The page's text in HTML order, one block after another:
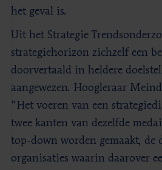
het geval is.
Uit het Strategie
strategiehorizon zichzelf een
doorvertaald in heldere
aangewezen. Hoogleraar
“Het voeren van een
twee kanten van dezelfde
top-down worden gemaakt,
organisaties waarin daarover